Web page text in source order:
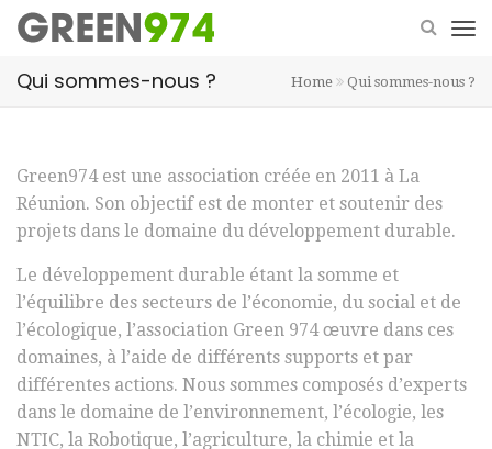
Qui sommes-nous ? Home Qui sommes-nous ?
Green974 est une association créée en 2011 à La
Réunion. Son objectif est de monter et soutenir des
projets dans le domaine du développement durable.
Le développement durable étant la somme et
l’équilibre des secteurs de l’économie, du social et de
l’écologique, l’association Green 974 œuvre dans ces
domaines, à l’aide de différents supports et par
différentes actions. Nous sommes composés d’experts
dans le domaine de l’environnement, l’écologie, les
NTIC, la Robotique, l’agriculture, la chimie et la